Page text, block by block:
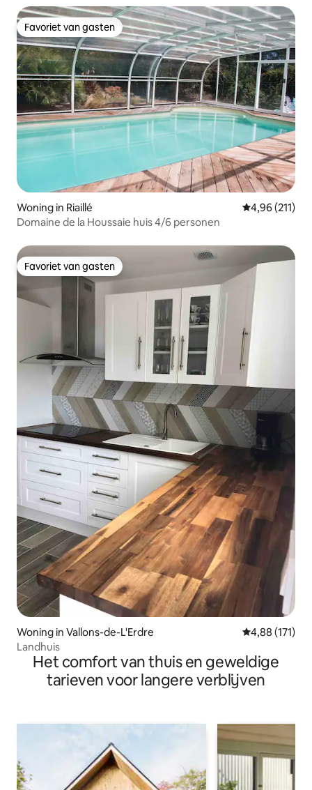
Favoriet van gasten
Favoriet van gasten
Woning in Riaillé Gemiddelde
4,96 (211)
Domaine de la Houssaie huis 4/6 personen
Favoriet van gasten
Favoriet van gasten
Woning in Vallons-de-L'Erdre Gemiddelde
4,88 (171)
Landhuis
Het comfort van thuis en geweldige
tarieven voor langere verblijven